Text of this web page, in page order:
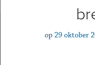
op 29 oktober